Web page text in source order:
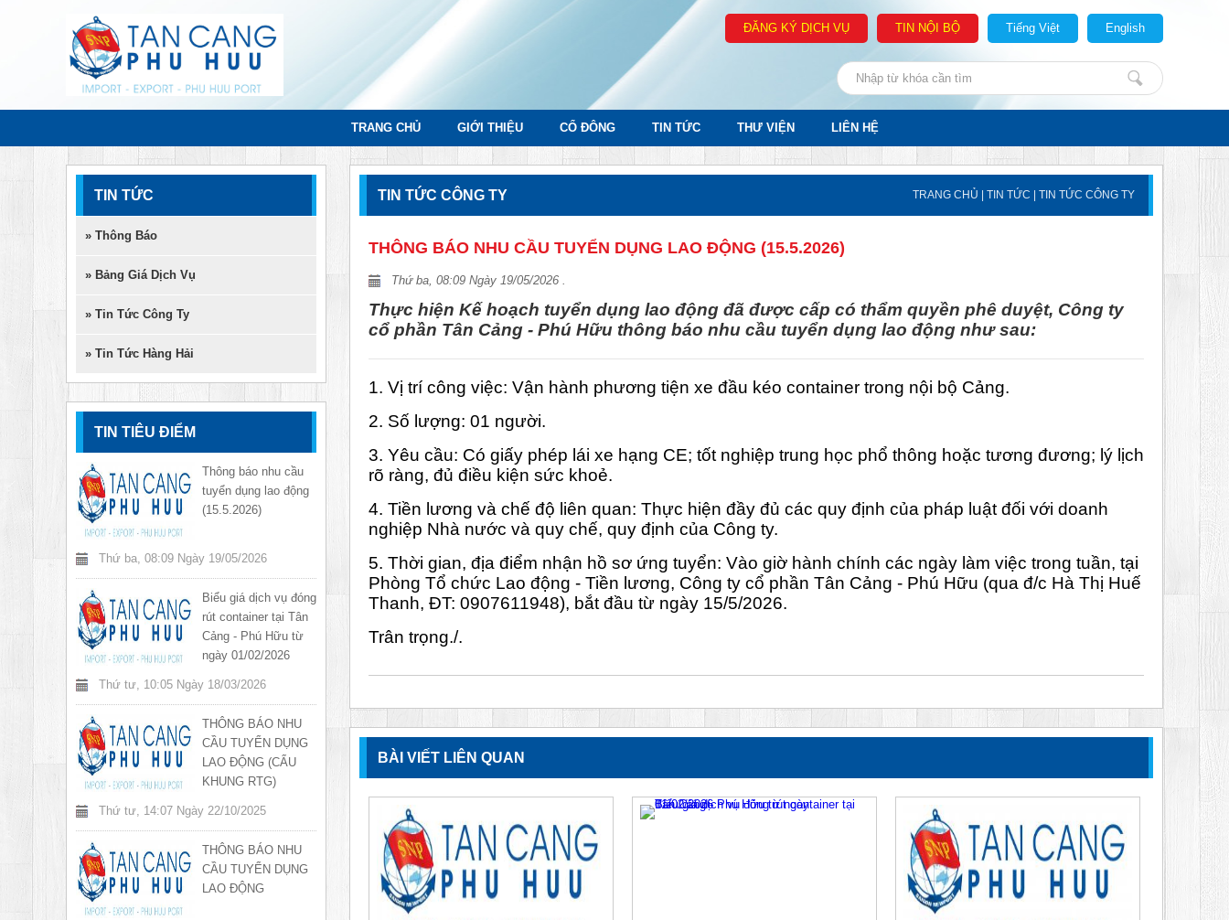
English
Tiếng Việt
ĐĂNG KÝ DỊCH VỤ TIN NỘI BỘ
TRANG CHỦ GIỚI THIỆU CỔ ĐÔNG TIN TỨC THƯ VIỆN LIÊN HỆ
TIN TỨC
» Thông Báo
» Bảng Giá Dịch Vụ
» Tin Tức Công Ty
» Tin Tức Hàng Hải
TIN TIÊU ĐIỂM
Thông báo nhu cầu
tuyển dụng lao động
(15.5.2026)
Thứ ba, 08:09 Ngày 19/05/2026
Biểu giá dịch vụ đóng
rút container tại Tân
Cảng - Phú Hữu từ
ngày 01/02/2026
Thứ tư, 10:05 Ngày 18/03/2026
THÔNG BÁO NHU
CẦU TUYỂN DỤNG
LAO ĐỘNG (CẨU
KHUNG RTG)
Thứ tư, 14:07 Ngày 22/10/2025
THÔNG BÁO NHU
CẦU TUYỂN DỤNG
LAO ĐỘNG
TIN TỨC CÔNG TY TRANG CHỦ TIN TỨC TIN TỨC CÔNG TY
THÔNG BÁO NHU CẦU TUYỂN DỤNG LAO ĐỘNG (15.5.2026)
Thứ ba, 08:09 Ngày 19/05/2026 .
Thực hiện Kế hoạch tuyển dụng lao động đã được cấp có thẩm quyền phê duyệt, Công ty
cổ phần Tân Cảng - Phú Hữu thông báo nhu cầu tuyển dụng lao động như sau:
1. Vị trí công việc: Vận hành phương tiện xe đầu kéo container trong nội bộ Cảng.
2. Số lượng: 01 người.
3. Yêu cầu: Có giấy phép lái xe hạng CE; tốt nghiệp trung học phổ thông hoặc tương đương; lý lịch
rõ ràng, đủ điều kiện sức khoẻ.
4. Tiền lương và chế độ liên quan: Thực hiện đầy đủ các quy định của pháp luật đối với doanh
nghiệp Nhà nước và quy chế, quy định của Công ty.
5. Thời gian, địa điểm nhận hồ sơ ứng tuyển: Vào giờ hành chính các ngày làm việc trong tuần, tại
Phòng Tổ chức Lao động - Tiền lương, Công ty cổ phần Tân Cảng - Phú Hữu (qua đ/c Hà Thị Huế
Thanh, ĐT: 0907611948), bắt đầu từ ngày 15/5/2026.
Trân trọng./.
BÀI VIẾT LIÊN QUAN